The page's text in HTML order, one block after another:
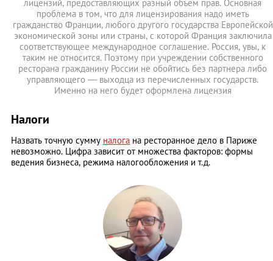
лицензий, предоставляющих разный объем прав. Основная
проблема в том, что для лицензирования надо иметь
гражданство Франции, любого другого государства Европейской
экономической зоны или страны, с которой Франция заключила
соответствующее международное соглашение. Россия, увы, к
таким не относится. Поэтому при учреждении собственного
ресторана гражданину России не обойтись без партнера либо
управляющего — выходца из перечисленных государств.
Именно на него будет оформлена лицензия
Налоги
Назвать точную сумму налога на ресторанное дело в Париже
невозможно. Цифра зависит от множества факторов: формы
ведения бизнеса, режима налогообложения и т.д.